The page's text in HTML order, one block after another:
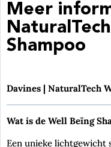
Meer
Shampoo
Davines | NaturalTech
Wat is de Well Beïng
Een unieke lichtgewicht